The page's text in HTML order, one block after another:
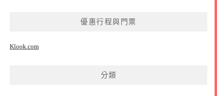
優惠行程與門票
Klook.com
分類